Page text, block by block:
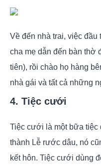
Về đến nhà trai, việc
cha mẹ dẫn đến bàn thờ
tiên), rồi chào họ hàng
nhà gái và tất cả những
4. Tiệc cưới
Tiệc cưới là một bữa
thành Lễ rước dâu, nó
kết hôn. Tiệc cưới dùng